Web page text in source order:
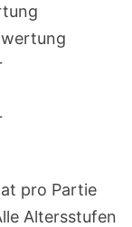
pro Partie
Altersstufen